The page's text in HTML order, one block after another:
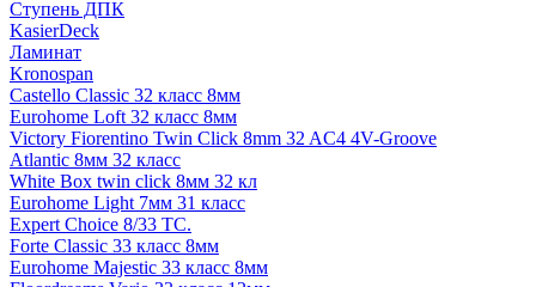
Ступень ДПК
KasierDeck
Ламинат
Kronospan
Castello Classic 32 класс 8мм
Eurohome Loft 32 класс 8мм
Victory Fiorentino Twin Click 8mm 32 AC4 4V-Groove
Atlantic 8мм 32 класс
White Box twin click 8мм 32 кл
Eurohome Light 7мм 31 класс
Expert Choice 8/33 TC.
Forte Classic 33 класс 8мм
Eurohome Majestic 33 класс 8мм